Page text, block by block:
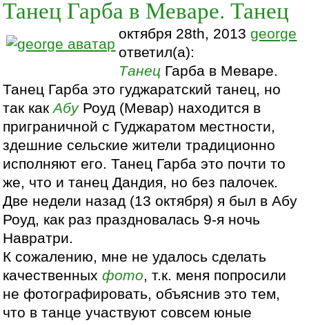
Танец Гарба в Меваре. Танец
октября 28th, 2013george
ответил(а):
Танец Гарба в Меваре.
Танец Гарба это гуджаратский танец, но
так какАбуРоуд (Мевар) находится в
приграничной с Гуджаратом местности,
здешние сельские жители традиционно
исполняют его. Танец Гарба это почти то
же, что и танец Дандия, но без палочек.
Две недели назад (13 октября) я был в Абу
Роуд, как раз праздновалась 9-я ночь
Навратри.
К сожалению, мне не удалось сделать
качественныхфото, т.к. меня попросили
не фотографировать, объяснив это тем,
что в танце участвуют совсем юные